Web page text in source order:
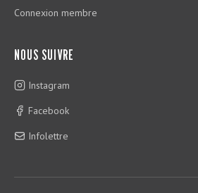
Connexion membre
NOUS SUIVRE
Instagram
Facebook
Infolettre